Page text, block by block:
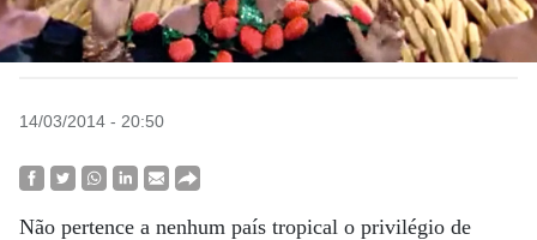
14/03/2014 - 20:50
Não pertence a nenhum país tropical o privilégio de